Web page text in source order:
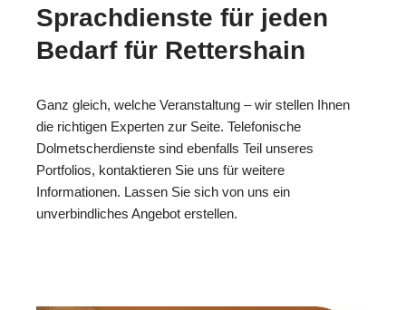
Sprachdienste für jeden
Bedarf für Rettershain
Ganz gleich, welche Veranstaltung – wir stellen Ihnen
die richtigen Experten zur Seite. Telefonische
Dolmetscherdienste sind ebenfalls Teil unseres
Portfolios, kontaktieren Sie uns für weitere
Informationen. Lassen Sie sich von uns ein
unverbindliches Angebot erstellen.